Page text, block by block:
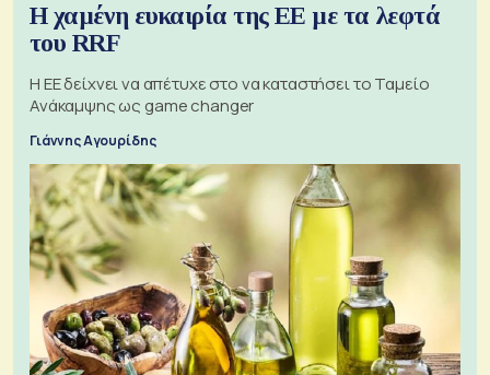
Η χαμένη ευκαιρία της ΕΕ με τα λεφτά
του RRF
Η ΕΕ δείχνει να απέτυχε στο να καταστήσει το Ταμείο
Ανάκαμψης ως game changer
Γιάννης Αγουρίδης